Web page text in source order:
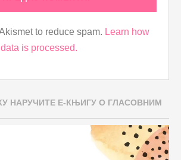
to reduce spam. Learn how
is processed.
НАРУЧИТЕ Е-КЊИГУ О ГЛАСОВНИМ